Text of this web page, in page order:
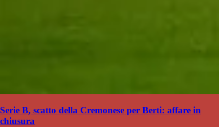
Serie B, scatto della Cremonese per Berti: affare in
chiusura